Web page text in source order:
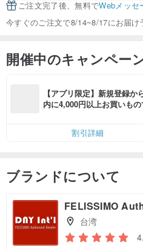
ご注文完了後、無料でWebメッセ
今すぐのご注文で8/14~8/17にお届け
開催中のキャンペー
【アプリ限定】新規登録か
内に4,000円以上お買いも
割引詳細
ブランドについて
FELISSIMO
台湾